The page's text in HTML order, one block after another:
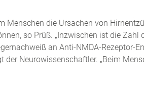
die Ursachen von
so Prüß. „Inzwischen ist die
an Anti-NMDA-Rezeptor-
Neurowissenschaftler. „Beim